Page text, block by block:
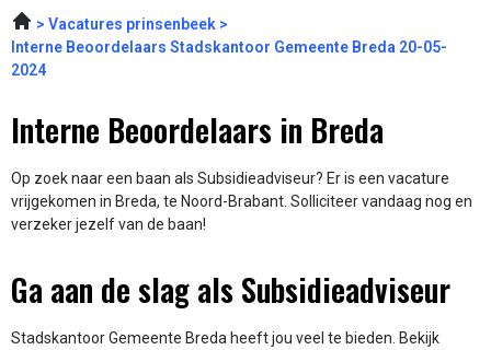
Vacatures prinsenbeek
Interne Beoordelaars Stadskantoor Gemeente Breda 20-05-
2024
Interne Beoordelaars in Breda
Op zoek naar een baan als Subsidieadviseur? Er is een vacature
vrijgekomen in Breda, te Noord-Brabant. Solliciteer vandaag nog en
verzeker jezelf van de baan!
Ga aan de slag als Subsidieadviseur
Stadskantoor Gemeente Breda heeft jou veel te bieden. Bekijk